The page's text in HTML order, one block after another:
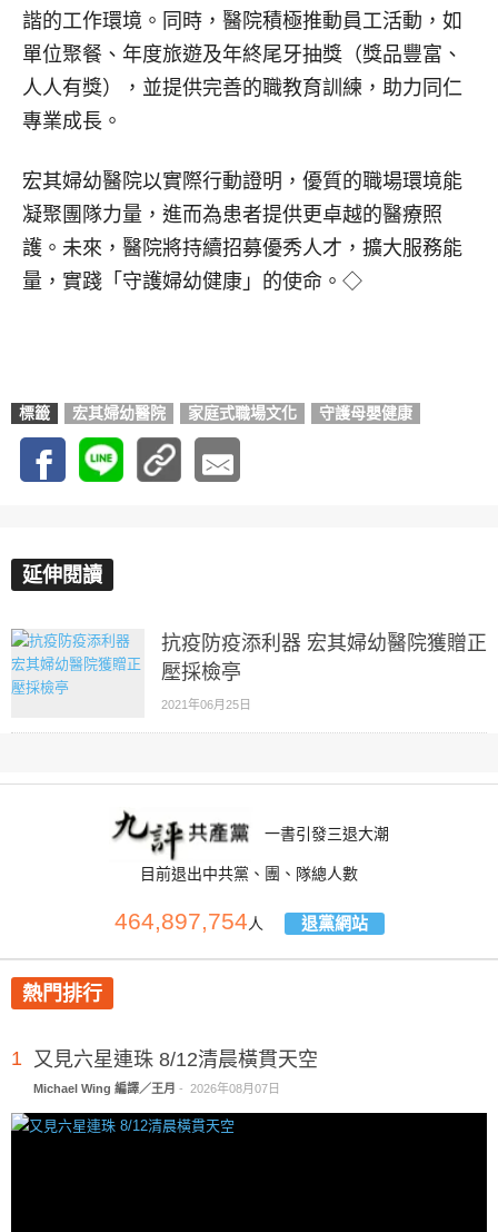
諧的工作環境。同時，醫院積極推動員工活動，如
單位聚餐、年度旅遊及年終尾牙抽獎（獎品豐富、
人人有獎），並提供完善的職教育訓練，助力同仁
專業成長。
宏其婦幼醫院以實際行動證明，優質的職場環境能
凝聚團隊力量，進而為患者提供更卓越的醫療照
護。未來，醫院將持續招募優秀人才，擴大服務能
量，實踐「守護婦幼健康」的使命。◇
標籤 宏其婦幼醫院 家庭式職場文化 守護母嬰健康
延伸閱讀
抗疫防疫添利器 宏其婦幼醫院獲贈正
壓採檢亭
2021年06月25日
一書引發三退大潮
目前退出中共黨、團、隊總人數
464,897,754人 退黨網站
熱門排行
1 又見六星連珠 8/12清晨橫貫天空
Michael Wing 編譯／王月 - 2026年08月07日